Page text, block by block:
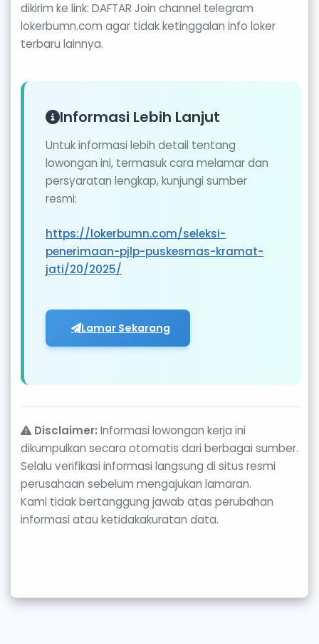
dikirim ke link: DAFTAR Join channel telegram
lokerbumn.com agar tidak ketinggalan info loker
terbaru lainnya.
Informasi Lebih Lanjut
Untuk informasi lebih detail tentang
lowongan ini, termasuk cara melamar dan
persyaratan lengkap, kunjungi sumber
resmi:
https://lokerbumn.com/seleksi-
penerimaan-pjlp-puskesmas-kramat-
jati/20/2025/
Lamar Sekarang
Disclaimer: Informasi lowongan kerja ini
dikumpulkan secara otomatis dari berbagai sumber.
Selalu verifikasi informasi langsung di situs resmi
perusahaan sebelum mengajukan lamaran.
Kami tidak bertanggung jawab atas perubahan
informasi atau ketidakakuratan data.